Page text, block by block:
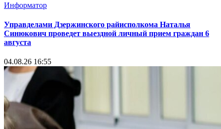
Информатор
Управделами Дзержинского райисполкома Наталья
Синюкович проведет выездной личный прием граждан 6
августа
04.08.26 16:55